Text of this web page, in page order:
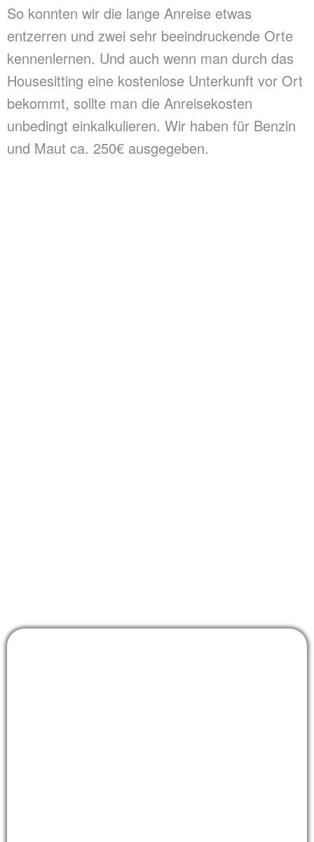
So konnten wir die lange Anreise etwas
entzerren und zwei sehr beeindruckende Orte
kennenlernen. Und auch wenn man durch das
Housesitting eine kostenlose Unterkunft vor Ort
bekommt, sollte man die Anreisekosten
unbedingt einkalkulieren. Wir haben für Benzin
und Maut ca. 250€ ausgegeben.